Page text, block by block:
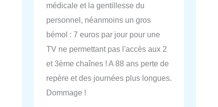
médicale et la gentillesse du
personnel, néanmoins un gros
bémol : 7 euros par jour pour une
TV ne permettant pas l'accès aux 2
et 3ème chaînes ! A 88 ans perte de
repère et des journées plus longues.
Dommage !